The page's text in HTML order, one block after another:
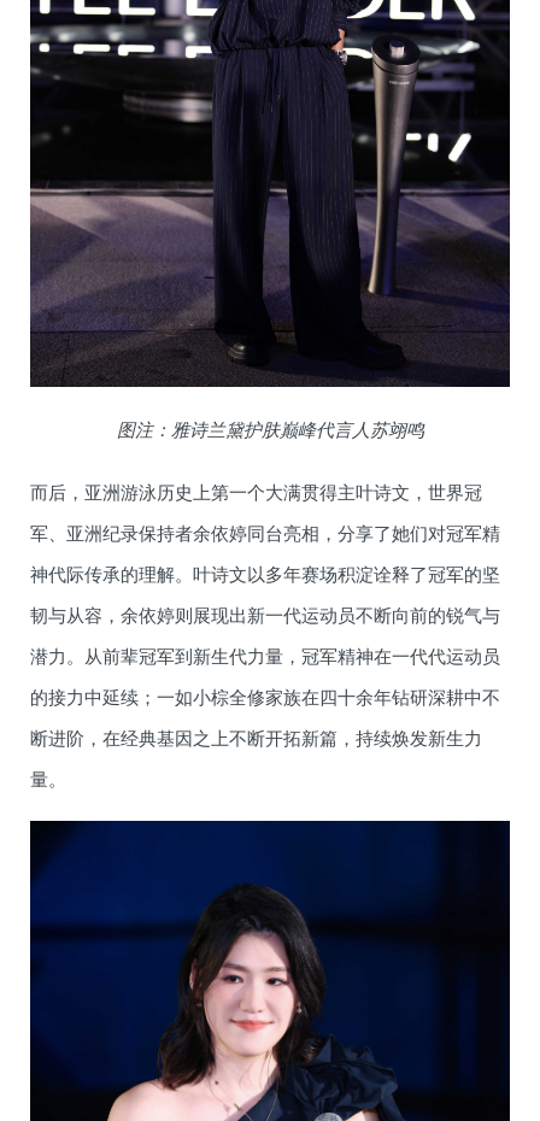
图注：雅诗兰黛护肤巅峰代言人苏翊鸣
而后，亚洲游泳历史上第一个大满贯得主叶诗文，世界冠
军、亚洲纪录保持者余依婷同台亮相，分享了她们对冠军精
神代际传承的理解。叶诗文以多年赛场积淀诠释了冠军的坚
韧与从容，余依婷则展现出新一代运动员不断向前的锐气与
潜力。从前辈冠军到新生代力量，冠军精神在一代代运动员
的接力中延续；一如小棕全修家族在四十余年钻研深耕中不
断进阶，在经典基因之上不断开拓新篇，持续焕发新生力
量。